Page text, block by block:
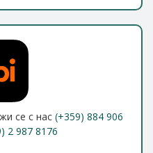
се с нас (+359) 884 906
2 987 8176